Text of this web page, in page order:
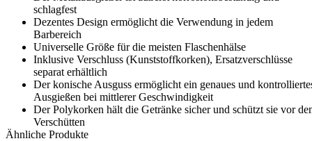
schlagfest
Dezentes Design ermöglicht die Verwendung in jedem
Barbereich
Universelle Größe für die meisten Flaschenhälse
Inklusive Verschluss (Kunststoffkorken), Ersatzverschlüsse
separat erhältlich
Der konische Ausguss ermöglicht ein genaues und
Ausgießen bei mittlerer Geschwindigkeit
Der Polykorken hält die Getränke sicher und schützt sie vor
Verschütten
Ähnliche Produkte